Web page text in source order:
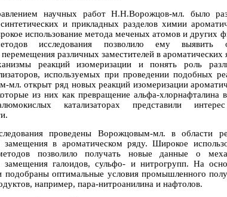
научных работ Н.Н.Ворожцов-мл. было
и прикладных разделов химии
использование метода меченых атомов и других
исследования позволило ему выявить
различных заместителей в ароматических
реакций изомеризации и понять роль
используемых при проведении подобных
открыт ряд новых реакций изомеризации
из них как превращение альфа-хлорнафталина
катализаторах представили
проведены Ворожцовым-мл. в области
замещения в ароматическом ряду. Широкое
позволило получать новые данные о
замещения галоидов, сульфо- и нитрогрупп. На
подобраны оптимальные условия промышленного
например, пара-нитроанилина и нафтолов.